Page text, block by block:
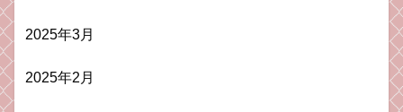
2025年3月
2025年2月